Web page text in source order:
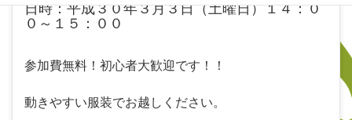
日時：平成３０年３月３日（土曜日）１４：０
０～１５：００
参加費無料！初心者大歓迎です！！
動きやすい服装でお越しください。